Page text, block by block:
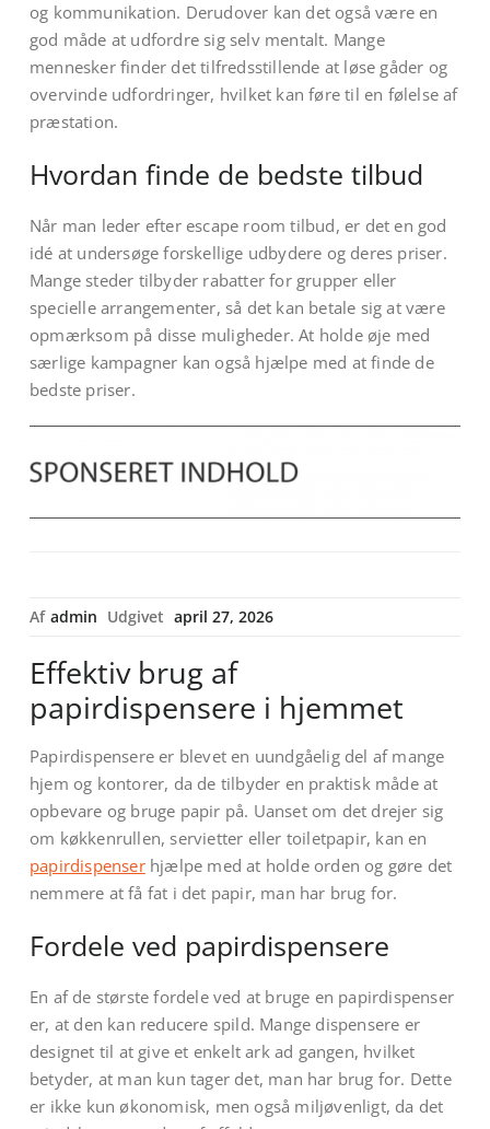
og kommunikation. Derudover kan det også være en
god måde at udfordre sig selv mentalt. Mange
mennesker finder det tilfredsstillende at løse gåder og
overvinde udfordringer, hvilket kan føre til en følelse af
præstation.
Hvordan finde de bedste tilbud
Når man leder efter escape room tilbud, er det en god
idé at undersøge forskellige udbydere og deres priser.
Mange steder tilbyder rabatter for grupper eller
specielle arrangementer, så det kan betale sig at være
opmærksom på disse muligheder. At holde øje med
særlige kampagner kan også hjælpe med at finde de
bedste priser.
Af admin Udgivet april 27, 2026
Effektiv brug af
papirdispensere i hjemmet
Papirdispensere er blevet en uundgåelig del af mange
hjem og kontorer, da de tilbyder en praktisk måde at
opbevare og bruge papir på. Uanset om det drejer sig
om køkkenrullen, servietter eller toiletpapir, kan en
papirdispenserhjælpe med at holde orden og gøre det
nemmere at få fat i det papir, man har brug for.
Fordele ved papirdispensere
En af de største fordele ved at bruge en papirdispenser
er, at den kan reducere spild. Mange dispensere er
designet til at give et enkelt ark ad gangen, hvilket
betyder, at man kun tager det, man har brug for. Dette
er ikke kun økonomisk, men også miljøvenligt, da det